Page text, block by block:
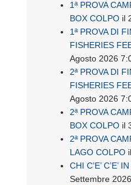
1ª PROVA
BOX COLPO il
1ª PROVA DI
FISHERIES
Agosto 2026
2ª PROVA DI
FISHERIES
Agosto 2026
2ª PROVA
BOX COLPO il
2ª PROVA
LAGO COLPO
CHI C’E’ C’E’
Settembre